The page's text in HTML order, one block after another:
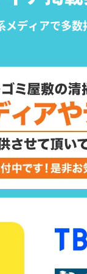
メディアで多数